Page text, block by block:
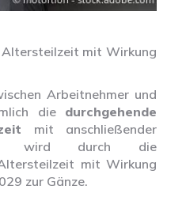
Altersteilzeit mit Wirkung
Arbeitnehmer und
die durchgehende
mit anschließender
wird durch die
mit Wirkung
zur Gänze.